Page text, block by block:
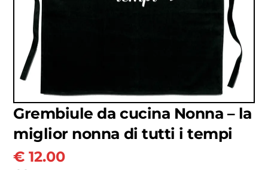
Grembiule da cucina Nonna – la
miglior nonna di tutti i tempi
€ 12.00